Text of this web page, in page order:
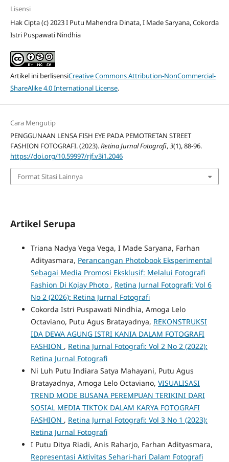
Lisensi
Hak Cipta (c) 2023 I Putu Mahendra Dinata, I Made Saryana, Cokorda
Istri Puspawati Nindhia
Artikel ini berlisensiCreative Commons Attribution-NonCommercial-
ShareAlike 4.0 International License.
Cara Mengutip
PENGGUNAAN LENSA FISH EYE PADA PEMOTRETAN STREET
FASHION FOTOGRAFI. (2023).Retina Jurnal Fotografi,3(1), 88-96.
https://doi.org/10.59997/rjf.v3i1.2046
Format Sitasi Lainnya
Artikel Serupa
Triana Nadya Vega Vega, I Made Saryana, Farhan
Adityasmara, Perancangan Photobook Eksperimental
Sebagai Media Promosi Eksklusif: Melalui Fotografi
Fashion Di Kojay Photo , Retina Jurnal Fotografi: Vol 6
No 2 (2026): Retina Jurnal Fotografi
Cokorda Istri Puspawati Nindhia, Amoga Lelo
Octaviano, Putu Agus Bratayadnya, REKONSTRUKSI
IDA DEWA AGUNG ISTRI KANIA DALAM FOTOGRAFI
FASHION , Retina Jurnal Fotografi: Vol 2 No 2 (2022):
Retina Jurnal Fotografi
Ni Luh Putu Indiara Satya Mahayani, Putu Agus
Bratayadnya, Amoga Lelo Octaviano, VISUALISASI
TREND MODE BUSANA PEREMPUAN TERIKINI DARI
SOSIAL MEDIA TIKTOK DALAM KARYA FOTOGRAFI
FASHION , Retina Jurnal Fotografi: Vol 3 No 1 (2023):
Retina Jurnal Fotografi
I Putu Ditya Riadi, Anis Raharjo, Farhan Adityasmara,
Representasi Aktivitas Sehari-hari Dalam Fotografi